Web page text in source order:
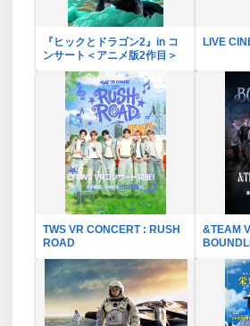
『ヒックとドラゴン2』in コ
ンサート＜アニメ版2作目＞
LIVE
TWS VR CONCERT : RUSH
ROAD
&TEAM